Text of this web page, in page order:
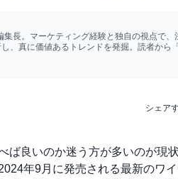
長。マーケティング経験と独自の視点で、
、真に価値あるトレンドを発掘。読者から
シェア
良いのか迷う方が多いのが現
年9月に発売される最新のワ